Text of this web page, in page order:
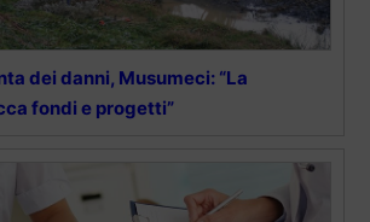
dei danni, Musumeci: “La
fondi e progetti”